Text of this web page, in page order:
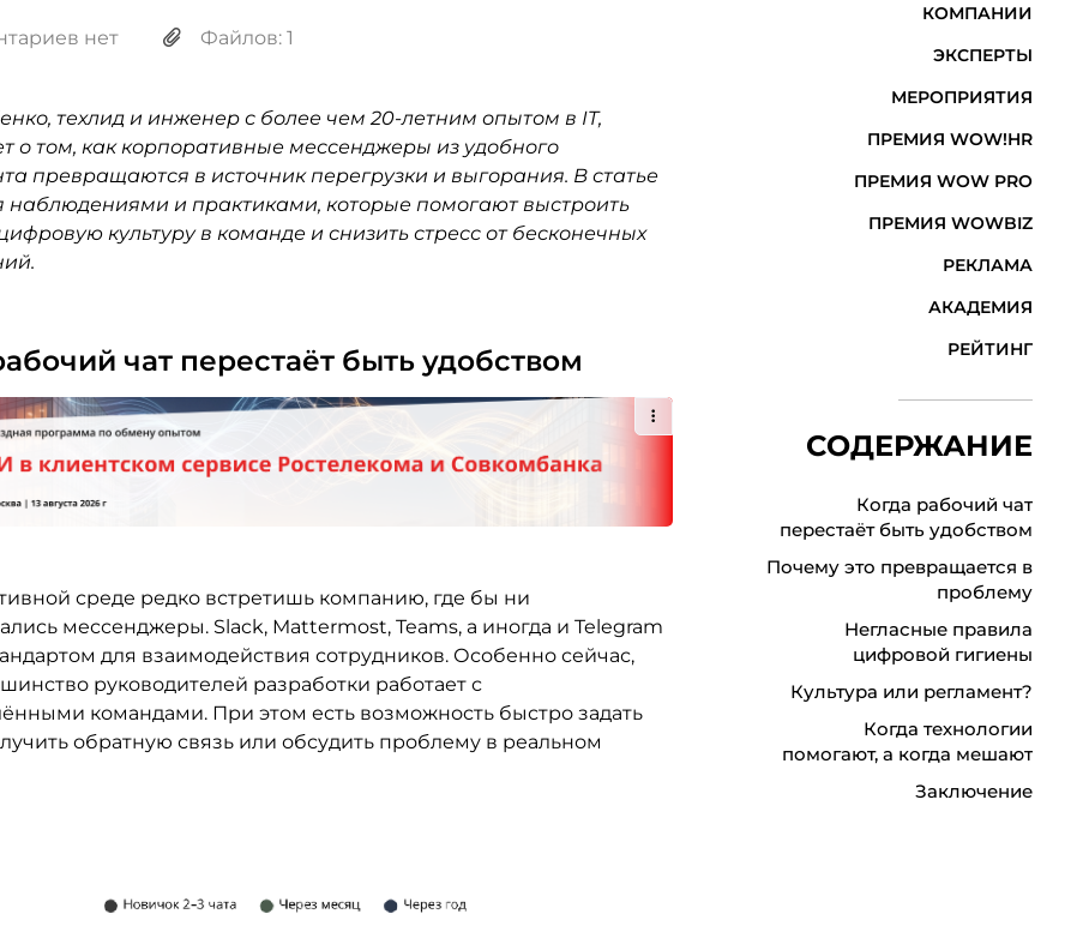
нет Файлов: 1
техлид и инженер с более чем 20-летним опытом в IT,
о том, как корпоративные мессенджеры из удобного
превращаются в источник перегрузки и выгорания. В статье
наблюдениями и практиками, которые помогают выстроить
культуру в команде и снизить стресс от бесконечных
чат перестаёт быть удобством
среде редко встретишь компанию, где бы ни
мессенджеры. Slack, Mattermost, Teams, а иногда и Telegram
для взаимодействия сотрудников. Особенно сейчас,
руководителей разработки работает с
командами. При этом есть возможность быстро задать
обратную связь или обсудить проблему в реальном
КОМПАНИИ
ЭКСПЕРТЫ
МЕРОПРИЯТИЯ
ПРЕМИЯ WOW!HR
ПРЕМИЯ WOW PRO
ПРЕМИЯ WOWBIZ
РЕКЛАМА
АКАДЕМИЯ
РЕЙТИНГ
СОДЕРЖАНИЕ
Когда рабочий чат
перестаёт быть удобством
Почему это превращается в
проблему
Негласные правила
цифровой гигиены
Культура или регламент?
Когда технологии
помогают, а когда мешают
Заключение